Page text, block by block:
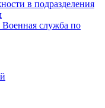
в подразделения
служба по